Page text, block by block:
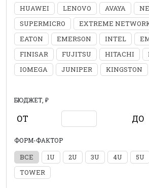
HUAWEI
LENOVO AVAYA
SUPERMICRO
EXTREME
EATON
EMERSON INTEL
FINISAR
FUJITSU HITACHI
IOMEGA
JUNIPER KINGSTON
БЮДЖЕТ, ₽
ОТ ДО
ФОРМ-ФАКТОР
ВСЕ 1U 2U 3U 4U 5U
TOWER